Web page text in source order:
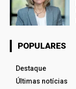
POPULARES
Destaque
Últimas notícias